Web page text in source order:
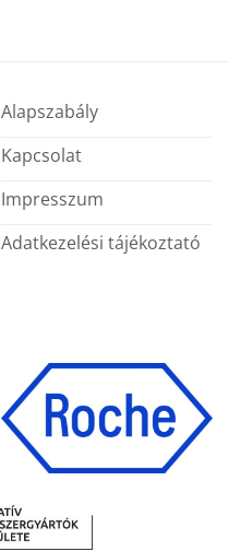
Alapszabály
Kapcsolat
Impresszum
Adatkezelési tájékoztató